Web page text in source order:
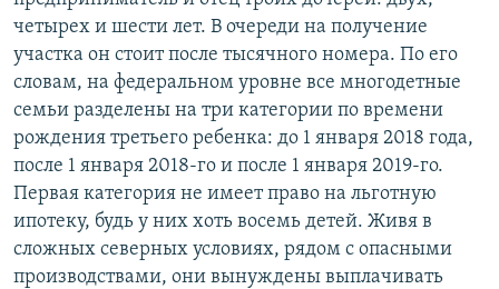
четырех и шести лет. В очереди на получение
участка он стоит после тысячного номера. По его
словам, на федеральном уровне все многодетные
семьи разделены на три категории по времени
рождения третьего ребенка: до 1 января 2018 года,
после 1 января 2018-го и после 1 января 2019-го.
Первая категория не имеет право на льготную
ипотеку, будь у них хоть восемь детей. Живя в
сложных северных условиях, рядом с опасными
производствами, они вынуждены выплачивать